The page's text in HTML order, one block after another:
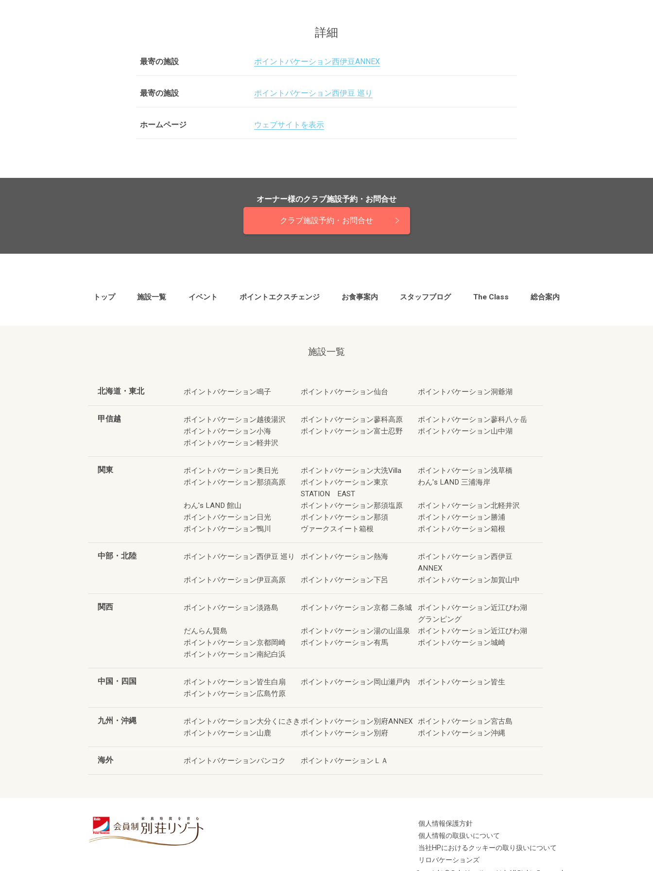
詳細
最寄の施設 ポイントバケーション西伊豆ANNEX
最寄の施設 ポイントバケーション西伊豆 巡り
ホームページ ウェブサイトを表示
オーナー様のクラブ施設予約・お問合せ
クラブ施設予約・お問合せ
トップ 施設一覧 イベント ポイントエクスチェンジ お食事案内 スタッフブログ The Class 総合案内
施設一覧
北海道・東北 ポイントバケーション鳴子 ポイントバケーション仙台 ポイントバケーション洞爺湖
甲信越 ポイントバケーション越後湯沢 ポイントバケーション蓼科高原
ポイントバケーション蓼科八ヶ岳
ポイントバケーション小海
ポイントバケーション富士忍野
ポイントバケーション山中湖
ポイントバケーション軽井沢
関東 ポイントバケーション奥日光 ポイントバケーション大洗Villa
ポイントバケーション浅草橋
ポイントバケーション那須高原
ポイントバケーション東京
STATION EAST
わん's LAND 三浦海岸
わん's LAND 館山 ポイントバケーション那須塩原
ポイントバケーション北軽井沢
ポイントバケーション日光
ポイントバケーション那須
ポイントバケーション勝浦
ポイントバケーション鴨川
ヴァークスイート箱根 ポイントバケーション箱根
中部・北陸 ポイントバケーション西伊豆 巡り ポイントバケーション熱海
ポイントバケーション西伊豆
ANNEX
ポイントバケーション伊豆高原
ポイントバケーション下呂 ポイントバケーション加賀山中
関西 ポイントバケーション淡路島 ポイントバケーション京都 二条城
ポイントバケーション近江びわ湖
グランピング
だんらん賢島
ポイントバケーション湯の山温泉
ポイントバケーション近江びわ湖
ポイントバケーション京都岡崎
ポイントバケーション有馬
ポイントバケーション城崎
ポイントバケーション南紀白浜
中国・四国 ポイントバケーション皆生白扇 ポイントバケーション岡山瀬戸内
ポイントバケーション皆生
ポイントバケーション広島竹原
九州・沖縄 ポイントバケーション大分くにさき ポイントバケーション別府ANNEX
ポイントバケーション宮古島
ポイントバケーション山鹿
ポイントバケーション別府 ポイントバケーション沖縄
海外 ポイントバケーションバンコク ポイントバケーションＬＡ
個人情報保護方針
個人情報の取扱いについて
当社HPにおけるクッキーの取り扱いについて
リロバケーションズ